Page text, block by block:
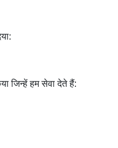
जिन्हें हम सेवा देते हैं: